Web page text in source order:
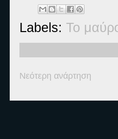
Labels: Το
Νεότερη ανάρτηση